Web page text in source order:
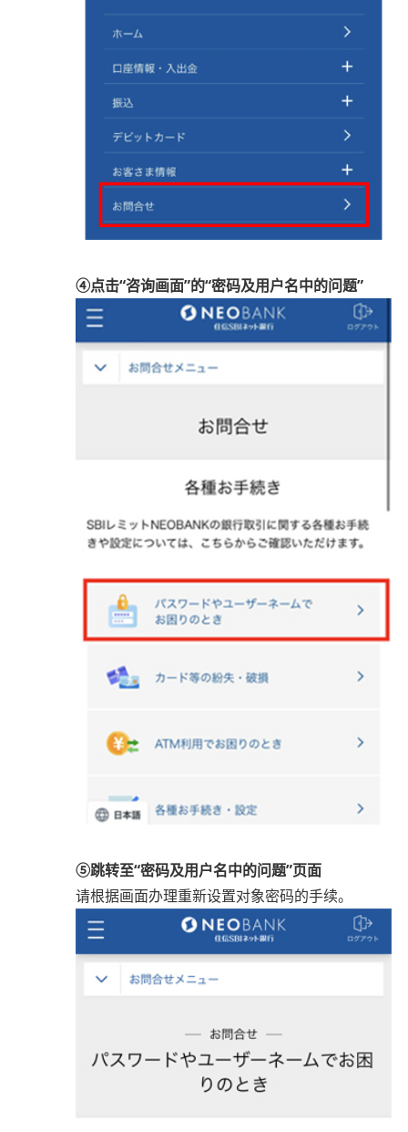
④点击“咨询画面”的“密码及用户名中的问题”
⑤跳转至“密码及用户名中的问题”页面
请根据画面办理重新设置对象密码的手续。